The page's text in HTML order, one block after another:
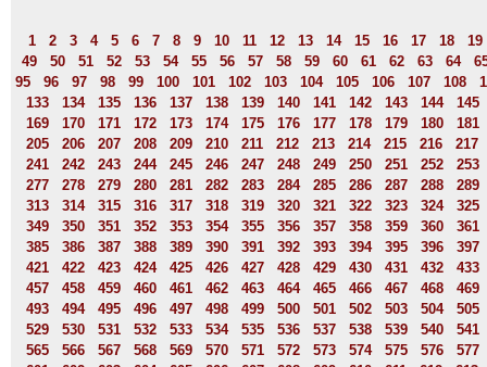
1 2 3 4 5 6 7 8 9 10 11 12 13 14 15 16 17 18
19
49
50 51 52 53 54 55 56 57 58 59 60 61 62 63 64
95
96 97 98 99 100 101 102 103 104 105 106 107 108
133
134 135 136 137 138 139 140 141 142 143 144
145
169
170 171 172 173 174 175 176 177 178 179 180
181
205
206 207 208 209 210 211 212 213 214 215 216
217
241
242 243 244 245 246 247 248 249 250 251 252
253
277
278 279 280 281 282 283 284 285 286 287 288
289
313
314 315 316 317 318 319 320 321 322 323 324
325
349
350 351 352 353 354 355 356 357 358 359 360
361
385
386 387 388 389 390 391 392 393 394 395 396
397
421
422 423 424 425 426 427 428 429 430 431 432
433
457
458 459 460 461 462 463 464 465 466 467 468
469
493
494 495 496 497 498 499 500 501 502 503 504
505
529
530 531 532 533 534 535 536 537 538 539 540
541
565
566 567 568 569 570 571 572 573 574 575 576
577